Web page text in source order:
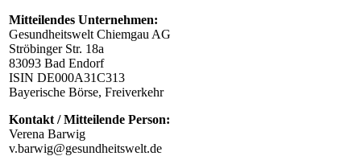
Mitteilendes Unternehmen:
Gesundheitswelt Chiemgau AG
Ströbinger Str. 18a
83093 Bad Endorf
ISIN DE000A31C313
Bayerische Börse, Freiverkehr
Kontakt / Mitteilende Person:
Verena Barwig
v.barwig@gesundheitswelt.de